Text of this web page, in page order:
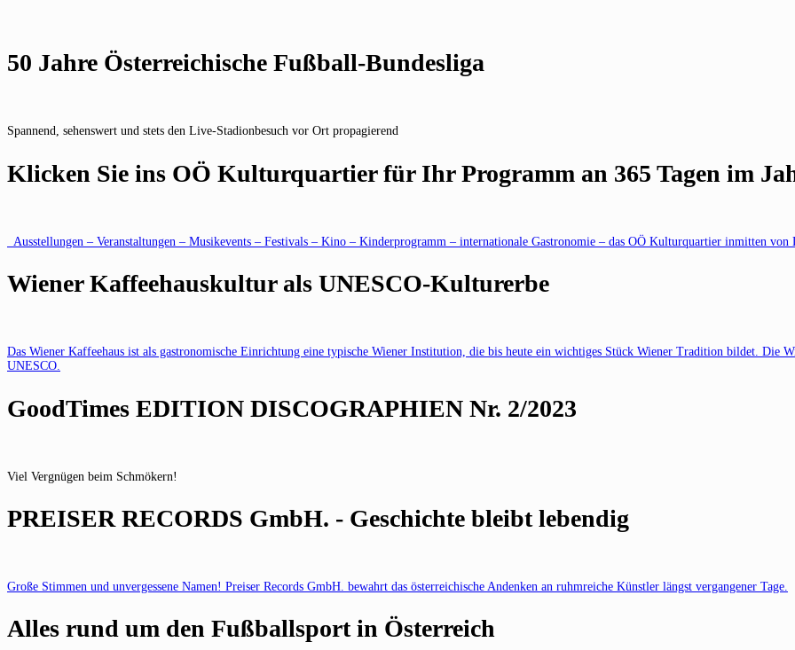
50 Jahre Österreichische Fußball-Bundesliga
Spannend, sehenswert und stets den Live-Stadionbesuch vor Ort propagierend
Klicken Sie ins OÖ Kulturquartier für Ihr Programm an 365 Tagen im
Ausstellungen – Veranstaltungen – Musikevents – Festivals – Kino – Kinderprogramm – internationale Gastronomie – das OÖ Kulturquartier inmitten
Wiener Kaffeehauskultur als UNESCO-Kulturerbe
Das Wiener Kaffeehaus ist als gastronomische Einrichtung eine typische Wiener Institution, die bis heute ein wichtiges Stück Wiener Tradition bildet. Die
UNESCO.
GoodTimes EDITION DISCOGRAPHIEN Nr. 2/2023
Viel Vergnügen beim Schmökern!
PREISER RECORDS GmbH. - Geschichte bleibt lebendig
Große Stimmen und unvergessene Namen! Preiser Records GmbH. bewahrt das österreichische Andenken an ruhmreiche Künstler längst vergangener Tage.
Alles rund um den Fußballsport in Österreich